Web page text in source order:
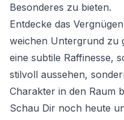
Besonderes zu bieten.
Entdecke das
weichen Untergrund zu
eine subtile Raffinesse,
stilvoll aussehen,
Charakter in den Raum
Schau Dir noch heute